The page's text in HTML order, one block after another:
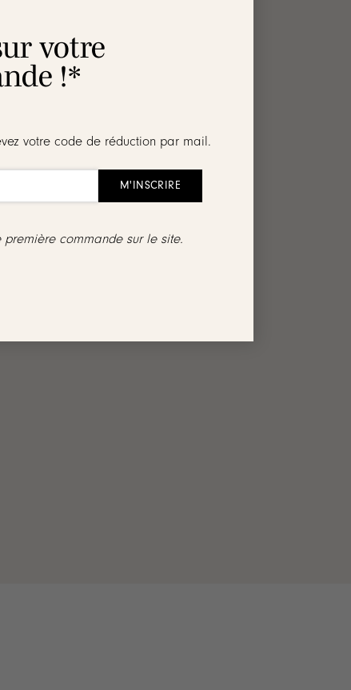
votre
!*
votre code de réduction par mail.
commande sur le site.
une tenue fiable tout au long de la